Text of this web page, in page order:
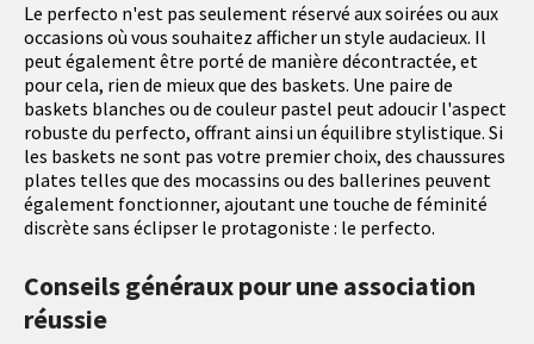
Le perfecto n'est pas seulement réservé aux soirées ou aux
occasions où vous souhaitez afficher un style audacieux. Il
peut également être porté de manière décontractée, et
pour cela, rien de mieux que des baskets. Une paire de
baskets blanches ou de couleur pastel peut adoucir l'aspect
robuste du perfecto, offrant ainsi un équilibre stylistique. Si
les baskets ne sont pas votre premier choix, des chaussures
plates telles que des mocassins ou des ballerines peuvent
également fonctionner, ajoutant une touche de féminité
discrète sans éclipser le protagoniste : le perfecto.
Conseils généraux pour une association
réussie